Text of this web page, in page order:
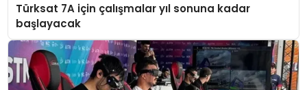
Türksat 7A için çalışmalar yıl sonuna kadar
başlayacak